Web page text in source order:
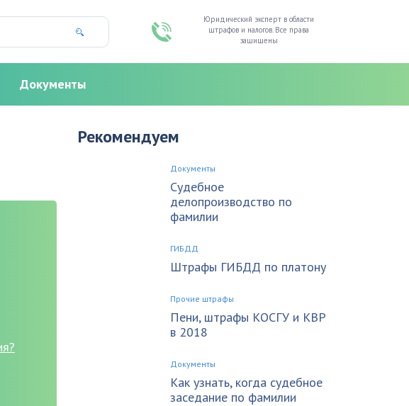
Юридический эксперт в области
штрафов и налогов. Все права
защищены
Документы
Рекомендуем
Документы
Судебное
делопроизводство по
фамилии
ГИБДД
Штрафы ГИБДД по платону
Прочие штрафы
Пени, штрафы КОСГУ и КВР
в 2018
Документы
Как узнать, когда судебное
заседание по фамилии